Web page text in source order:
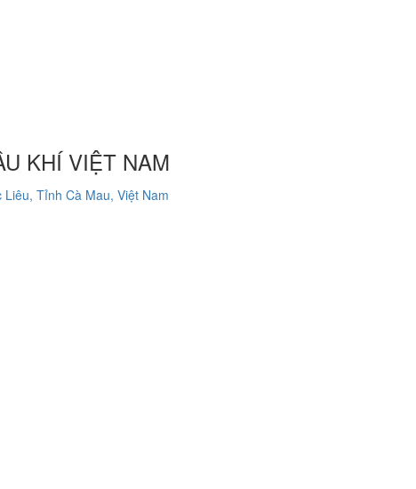
KHÍ VIỆT NAM
Tỉnh Cà Mau, Việt Nam